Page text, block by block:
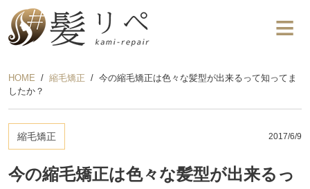
HOME 縮毛矯正
今の縮毛矯正は色々な髪型が出来るって知ってま
したか？
縮毛矯正 2017/6/9
今の縮毛矯正は色々な髪型が出来るっ